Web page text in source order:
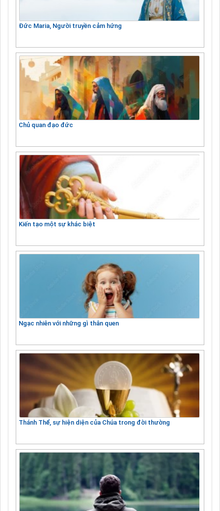
Đức Maria, Người truyền cảm hứng
Chủ quan đạo đức
Kiến tạo một sự khác biệt
Ngạc nhiên với những gì thân quen
Thánh Thể, sự hiện diện của Chúa trong đời thường